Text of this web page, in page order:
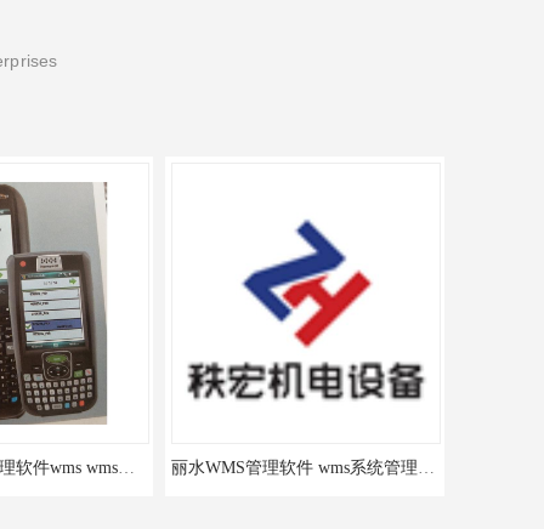
雅安电商仓库管理软件wms wms系统管理软件 丽水WMS管理软件 wms系统管理软件